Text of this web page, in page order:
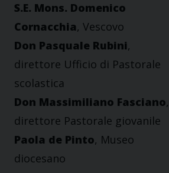
S.E. Mons. Domenico
Cornacchia, Vescovo
Don Pasquale Rubini,
direttore Ufficio di Pastorale
scolastica
Don Massimiliano Fasciano,
direttore Pastorale giovanile
Paola de Pinto, Museo
diocesano